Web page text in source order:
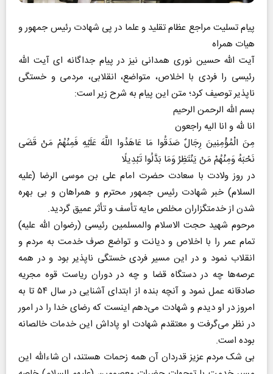
پیام تسلیت مراجع عظام تقلید و علما در پی شهادت رئیس جمهور و
هیات همراه
آیت الله حسین نوری همدانی نیز در پیام جداگانه ای آیت الله
رئیسی را فردی با اخلاص، متواضع، انقلابی، مردمی و خستگی
ناپذیر توصیف کرد؛ متن این پیام به شرح زیر است:
بسم الله الرحمن الرحیم
انا لله و انا الیه راجعون
مِنَ الْمُؤْمِنِینَ رِجَالٌ صَدَقُوا مَا عَاهَدُوا اللَّهَ عَلَیْهِ فَمِنْهُمْ مَنْ قَضَى
نَحْبَهُ وَمِنْهُمْ مَنْ یَنْتَظِرُ وَمَا بَدَّلُوا تَبْدِیلًا
در روز ولادت با سعادت حضرت امام علی بن موسی الرضا (علیه
السلام) خبر شهادت رئیس جمهور محترم و همراهان و بی بهره
شدن از خدمتگزاران مخلص مایه تأسف و تأثر عمیق گردید.
مرحوم شهید حجت الاسلام والمسلمین رئیسی (رضوان الله علیه)
تمام عمر را با اخلاص و دیانت و تواضع صرف خدمت به مردم و
انقلاب نمود و در این مسیر فردی خستگی ناپذیر بود و در همه
عرصه‌ها چه در دستگاه قضا و چه در دوران ریاست قوه مجریه
صادقانه عمل نمود و آنچه بنده از ابتدای آشنایی در سال ۵۴ تا به
امروز در او دیدم و شهادت می‌دهم اینست که رضای خدا را در امور
در نظر می‌گرفت و معتقدم شهادت او پاداش این خدمات خالصانه
بوده است.
بی شک مردم عزیز قدردان آن همه زحمات هستند، ان شاءالله این